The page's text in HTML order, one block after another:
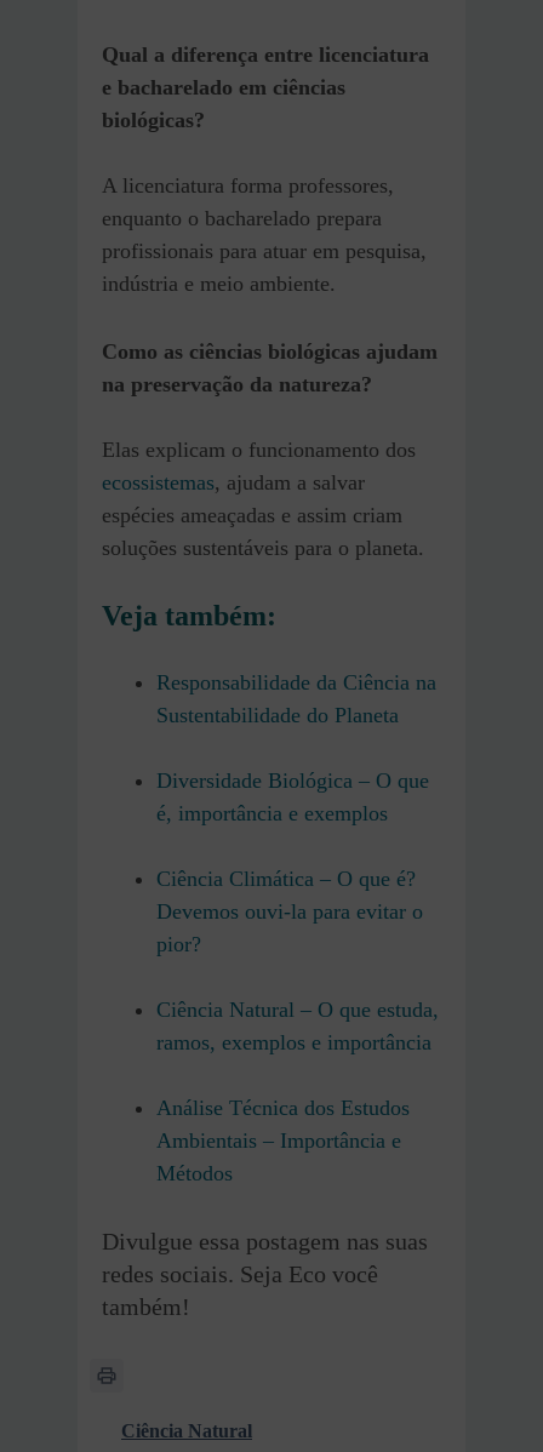
Qual a diferença entre licenciatura
e bacharelado em ciências
biológicas?
A licenciatura forma professores,
enquanto o bacharelado prepara
profissionais para atuar em pesquisa,
indústria e meio ambiente.
Como as ciências biológicas ajudam
na preservação da natureza?
Elas explicam o funcionamento dos
ecossistemas, ajudam a salvar
espécies ameaçadas e assim criam
soluções sustentáveis para o planeta.
Veja também:
Responsabilidade da Ciência na
Sustentabilidade do Planeta
Diversidade Biológica – O que
é, importância e exemplos
Ciência Climática – O que é?
Devemos ouvi-la para evitar o
pior?
Ciência Natural – O que estuda,
ramos, exemplos e importância
Análise Técnica dos Estudos
Ambientais – Importância e
Métodos
Divulgue essa postagem nas suas
redes sociais. Seja Eco você
também!
Ciência Natural